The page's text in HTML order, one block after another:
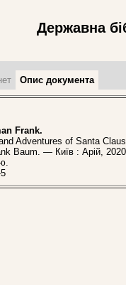
Державна
Опис документа
Frank.
Adventures of Santa
Baum. — Київ : Арій,